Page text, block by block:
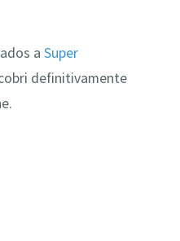
a Super
definitivamente